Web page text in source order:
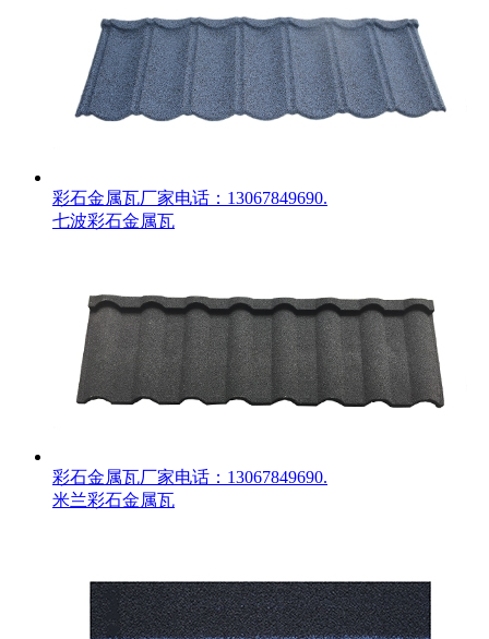
彩石金属瓦厂家电话：13067849690.
七波彩石金属瓦
彩石金属瓦厂家电话：13067849690.
米兰彩石金属瓦